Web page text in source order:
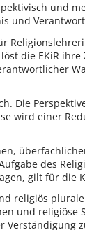
und
und
die EKiR
Die
wird einer
des
gilt für die
religiös
und religiöse
Verständigung